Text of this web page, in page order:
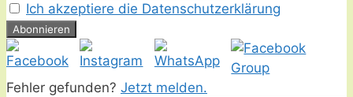
Ich akzeptiere die Datenschutzerklärung
Fehler gefunden? Jetzt melden.